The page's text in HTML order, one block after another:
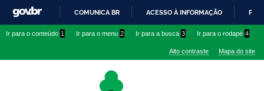
conteúdo
IR
O
COMUNICA BR ACESSO À INFORMAÇÃO
Ir para o conteúdo 1 Ir para o menu 2 Ir para a busca 3 Ir para o rodapé 4
Alto contraste Mapa do site